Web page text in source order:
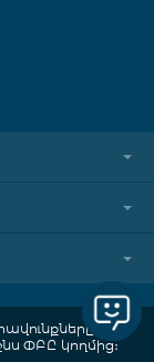
ՓԲԸ կողմից։